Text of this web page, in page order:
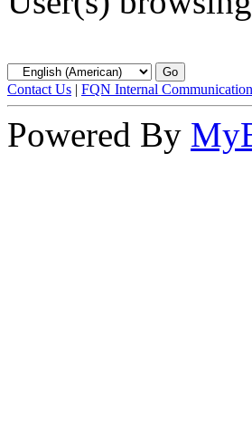
Contact Us | FQN Internal
Powered By